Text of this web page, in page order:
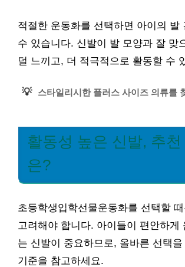
적절한 운동화를 선택하면 아이의 발
수 있습니다. 신발이 발 모양과 잘 맞
덜 느끼고, 더 적극적으로 활동할 수
💡 스타일리시한 플러스 사이즈 의류를
활동성 높은 신발, 추천
은?
초등학생입학선물운동화를 선택할
고려해야 합니다. 아이들이 편안하게
는 신발이 중요하므로, 올바른 선택을
기준을 참고하세요.